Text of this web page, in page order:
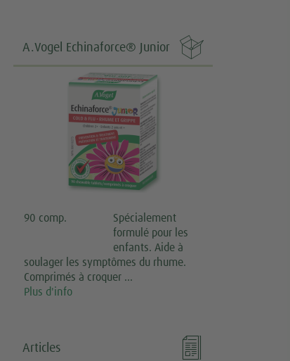

A.Vogel Echinaforce® Junior
90 comp.
Spécialement
formulé pour les
enfants. Aide à
soulager les symptômes du rhume.
Comprimés à croquer …
Plus d'info

Articles